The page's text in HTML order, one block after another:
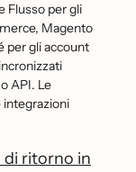
Flusso per gli
Magento
per gli account
API. Le
integrazioni
di ritorno in